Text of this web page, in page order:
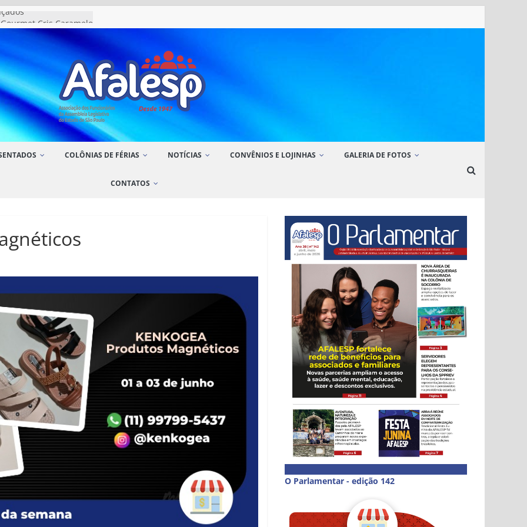
Cris Caramelo
Cosméticos
Art Aroma
COLÔNIAS DE FÉRIAS NOTÍCIAS CONVÊNIOS E LOJINHAS GALERIA DE FOTOS
CONTATOS
O Parlamentar - edição 142